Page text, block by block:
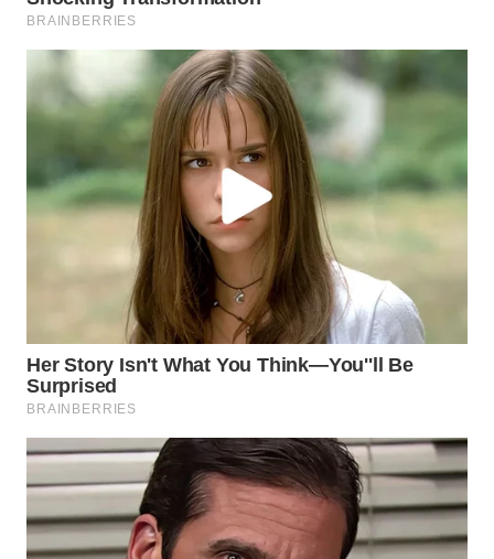
WAHANA
WAHANA
KONSUMEN
WAHANA
LISTRIK
TV
WAHANANEWS
ID
WAHANANEWS
CO ID